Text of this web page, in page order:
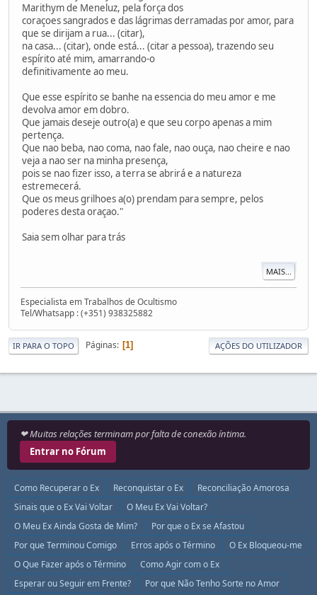
Marithym de Meneluz, pela força dos
coraçoes sangrados e das lágrimas derramadas por amor, para
que se dirijam a rua... (citar),
na casa... (citar), onde está... (citar a pessoa), trazendo seu
espírito até mim, amarrando-o
definitivamente ao meu.
Que esse espírito se banhe na essencia do meu amor e me
devolva amor em dobro.
Que jamais deseje outro(a) e que seu corpo apenas a mim
pertença.
Que nao beba, nao coma, nao fale, nao ouça, nao cheire e nao
veja a nao ser na minha presença,
pois se nao fizer isso, a terra se abrirá e a natureza
estremecerá.
Que os meus grilhoes a(o) prendam para sempre, pelos
poderes desta oraçao."
Saia sem olhar para trás
MAIS...
Especialista em Trabalhos de Ocultismo
Tel/Whatsapp : (+351) 938325882
IR PARA O TOPO Páginas 1 AÇÕES DO UTILIZADOR
❤ Muitas relações terminam por falta de conexão íntima.
Entrar no Fórum
Como Recuperar o Ex Reconquistar o Ex
Reconciliação Amorosa
Sinais que o Ex Vai Voltar
O Meu Ex Vai Voltar?
O Meu Ex Ainda Gosta de Mim?
Por que o Ex se Afastou
Por que Terminou Comigo
Erros após o Término
O Ex Bloqueou-me
O Que Fazer após o Término
Como Agir com o Ex
Esperar ou Seguir em Frente?
Por que Não Tenho Sorte no Amor